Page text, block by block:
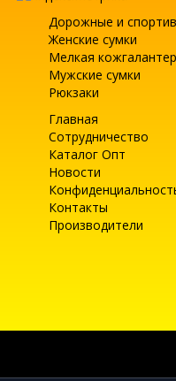
Дорожные и
Женские сумки
Мелкая
Мужские сумки
Рюкзаки
Главная
Сотрудничество
Каталог Опт
Новости
Контакты
Производители